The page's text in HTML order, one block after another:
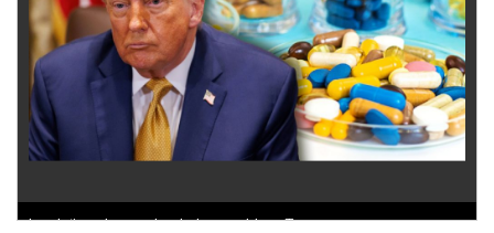
Los latinos le van dando la espalda a Trump